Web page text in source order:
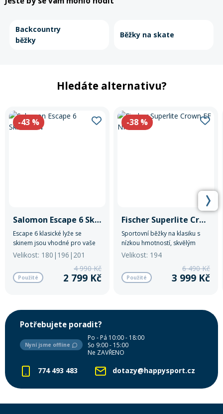
Backcountry
běžky
Běžky na skate
Hledáte alternativu?
-43 %
Salomon Escape 6 Skin+NNN
Escape 6 klasické lyže se
skinem jsou vhodné pro vaše
celodenní výlety. Jsou
designované tak, aby nabídly
maximum stability a kontroly.
Velikost: 180|196|201
Použité
4 990 Kč
2 799 Kč
-38 %
Fischer Superlite Crown EF NNN
Sportovní běžky na klasiku s
nízkou hmotností, skvělým
skluzem a technologií Efficient
Perfektní volba pro rekreační i
sportovní lyžaře.
Velikost: 194
Použité
6 490 Kč
3 999 Kč
Potřebujete poradit?
Nyní jsme offline
Po - Pá 10:00 - 18:00
So 9:00 - 15:00
Ne ZAVŘENO
774 493 483 dotazy@happysport.cz